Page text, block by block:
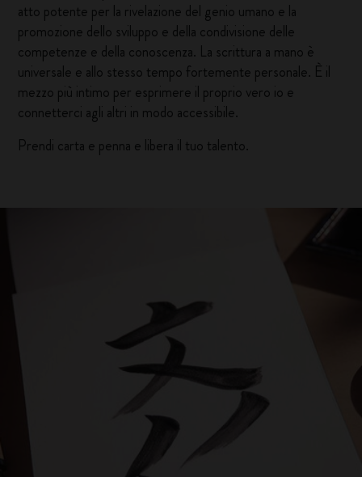
atto potente per la rivelazione del genio umano e la
promozione dello sviluppo e della condivisione delle
competenze e della conoscenza. La scrittura a mano è
universale e allo stesso tempo fortemente personale. È il
mezzo più intimo per esprimere il proprio vero io e
connetterci agli altri in modo accessibile.
Prendi carta e penna e libera il tuo talento.